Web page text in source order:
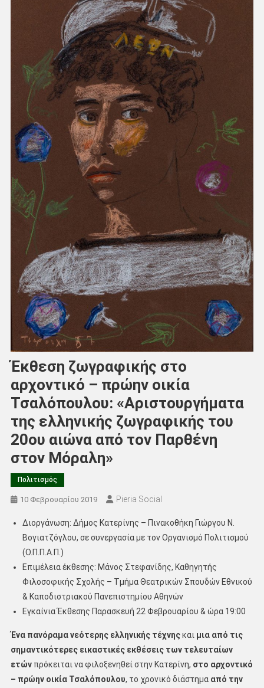
Έκθεση ζωγραφικής στο
αρχοντικό – πρώην οικία
Τσαλόπουλου: «Αριστουργήματα
της ελληνικής ζωγραφικής του
20ου αιώνα από τον Παρθένη
στον Μόραλη»
Πολιτισμός
10 Φεβρουαρίου 2019 Pieria Social
Διοργάνωση: Δήμος Κατερίνης – Πινακοθήκη Γιώργου Ν.
Βογιατζόγλου, σε συνεργασία με τον Οργανισμό Πολιτισμού
(Ο.Π.Π.Α.Π.)
Επιμέλεια έκθεσης: Μάνος Στεφανίδης, Καθηγητής
Φιλοσοφικής Σχολής – Τμήμα Θεατρικών Σπουδών Εθνικού
& Καποδιστριακού Πανεπιστημίου Αθηνών
Εγκαίνια Έκθεσης Παρασκευή 22 Φεβρουαρίου & ώρα 19:00
Ένα πανόραμα νεότερης ελληνικής τέχνηςκαι μια από τις
σημαντικότερες εικαστικές εκθέσεις των τελευταίων
ετώνπρόκειται να φιλοξενηθεί στην Κατερίνη, στο αρχοντικό
– πρώην οικία Τσαλόπουλου, το χρονικό διάστημα από την